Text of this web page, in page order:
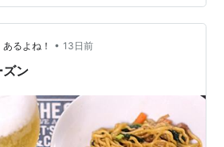
ム --------------------------------------
を使って作成しました
るよね！ • 13日前
ズン